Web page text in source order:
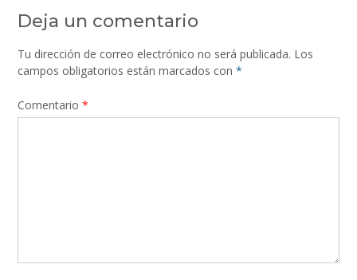
Deja un comentario
Tu dirección de correo electrónico no será publicada. Los
campos obligatorios están marcados con *
Comentario *